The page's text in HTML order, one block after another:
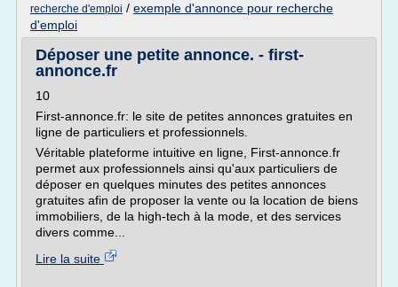
recherche d'emploi / exemple d'annonce pour recherche
d'emploi
Déposer une petite annonce. - first-
annonce.fr
10
First-annonce.fr: le site de petites annonces gratuites en
ligne de particuliers et professionnels.
Véritable plateforme intuitive en ligne, First-annonce.fr
permet aux professionnels ainsi qu'aux particuliers de
déposer en quelques minutes des petites annonces
gratuites afin de proposer la vente ou la location de biens
immobiliers, de la high-tech à la mode, et des services
divers comme...
Lire la suite